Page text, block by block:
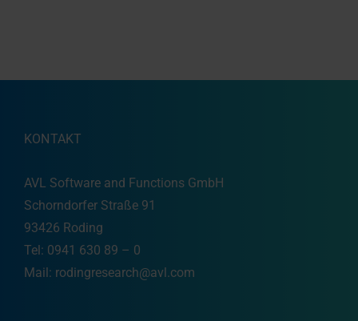
KONTAKT
AVL Software and Functions GmbH
Schorndorfer Straße 91
93426 Roding
Tel: 0941 630 89 – 0
Mail: rodingresearch@avl.com